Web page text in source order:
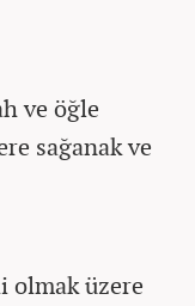
ve öğle
sağanak ve
olmak üzere